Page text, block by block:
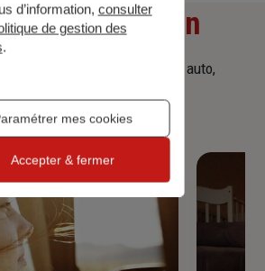
une simulation
tarifaire d'assurance, auto,
d’information, consulter
de gestion des
.
mes cookies
Accepter & fermer